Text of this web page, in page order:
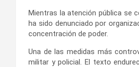
Mientras la atención pública se
ha sido denunciado por
concentración de poder.
Una de las medidas más
militar y policial. El texto